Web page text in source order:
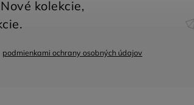
podmienkami ochrany osobných údajov